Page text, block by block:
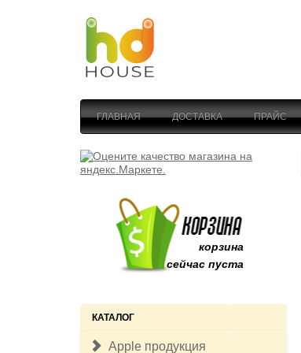
ГЛАВНАЯ ДОСТАВКА ПРАЙС
корзина
сейчас пуста
КАТАЛОГ
Apple продукция